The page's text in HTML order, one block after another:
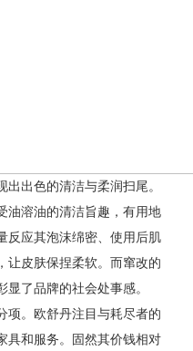
出色的清洁与柔润扫尾。
油溶油的清洁旨趣，有用地
反应其泡沫绵密、使用后肌
让皮肤保捏柔软。而窜改的
了品牌的社会处事感。
项。欧舒丹注目与耗尽者的
具和服务。固然其价钱相对